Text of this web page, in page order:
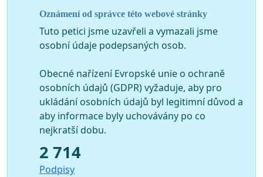
Oznámení od správce této webové stránky
Tuto petici jsme uzavřeli a vymazali jsme
osobní údaje podepsaných osob.
Obecné nařízení Evropské unie o ochraně
osobních údajů (GDPR) vyžaduje, aby pro
ukládání osobních údajů byl legitimní důvod a
aby informace byly uchovávány po co
nejkratší dobu.
2 714
Podpisy